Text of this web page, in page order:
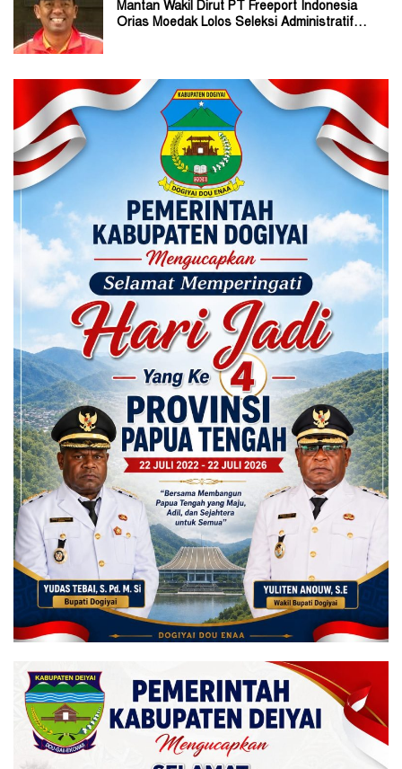
Mantan Wakil Dirut PT Freeport Indonesia
Orias Moedak Lolos Seleksi Administratif